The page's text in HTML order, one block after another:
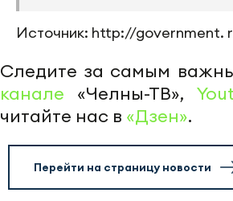
Источник: http://government.
Следите за самым
канале «Челны-ТВ»,
читайте нас в «Дзен».
Перейти на страницу новости